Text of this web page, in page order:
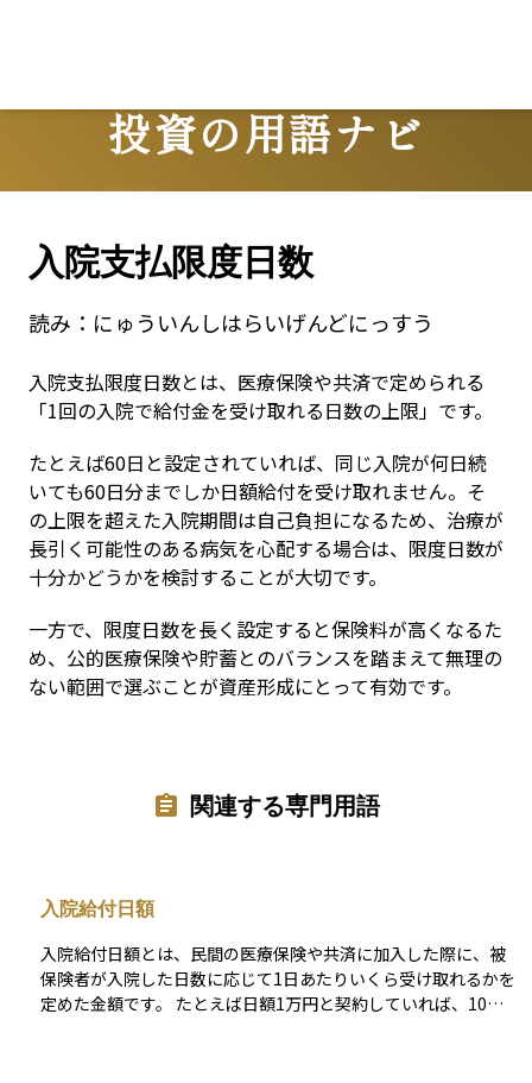
投資の用語ナビ
Terms
入院支払限度日数
読み： にゅういんしはらいげんどにっすう
入院支払限度日数とは、医療保険や共済で定められる
「1回の入院で給付金を受け取れる日数の上限」です。
たとえば60日と設定されていれば、同じ入院が何日続
いても60日分までしか日額給付を受け取れません。そ
の上限を超えた入院期間は自己負担になるため、治療が
長引く可能性のある病気を心配する場合は、限度日数が
十分かどうかを検討することが大切です。
一方で、限度日数を長く設定すると保険料が高くなるた
め、公的医療保険や貯蓄とのバランスを踏まえて無理の
ない範囲で選ぶことが資産形成にとって有効です。
関連する専門用語
入院給付日額
入院給付日額とは、民間の医療保険や共済に加入した際に、被
保険者が入院した日数に応じて1日あたりいくら受け取れるかを
定めた金額です。 たとえば日額1万円と契約していれば、10日